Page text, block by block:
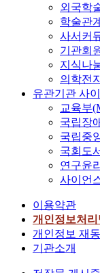
외국학
학술관
사서커
기관회
지식나
의학전
유관기관 사
교육부
국립장
국립중
국회도
연구윤
사이언
이용약관
개인정보처리
개인정보 재
기관소개